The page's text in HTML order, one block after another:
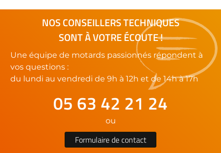
NOS CONSEILLERS TECHNIQUES
SONT À VOTRE ÉCOUTE !
Une équipe de motards passionnés répondent à
vos questions :
du lundi au vendredi de 9h à 12h et de 14h à 17h
05 63 42 21 24
ou
Formulaire de contact